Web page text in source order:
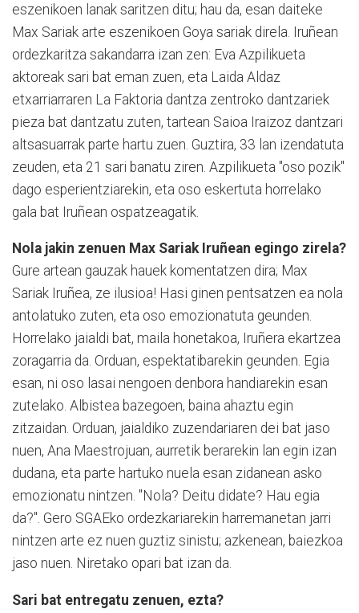
eszenikoen lanak saritzen ditu; hau da, esan daiteke
Max Sariak arte eszenikoen Goya sariak direla. Iruñean
ordezkaritza sakandarra izan zen: Eva Azpilikueta
aktoreak sari bat eman zuen, eta Laida Aldaz
etxarriarraren La Faktoria dantza zentroko dantzariek
pieza bat dantzatu zuten, tartean Saioa Iraizoz dantzari
altsasuarrak parte hartu zuen. Guztira, 33 lan izendatuta
zeuden, eta 21 sari banatu ziren. Azpilikueta "oso pozik"
dago esperientziarekin, eta oso eskertuta horrelako
gala bat Iruñean ospatzeagatik.
Nola jakin zenuen Max Sariak Iruñean egingo zirela?
Gure artean gauzak hauek komentatzen dira; Max
Sariak Iruñea, ze ilusioa! Hasi ginen pentsatzen ea nola
antolatuko zuten, eta oso emozionatuta geunden.
Horrelako jaialdi bat, maila honetakoa, Iruñera ekartzea
zoragarria da. Orduan, espektatibarekin geunden. Egia
esan, ni oso lasai nengoen denbora handiarekin esan
zutelako. Albistea bazegoen, baina ahaztu egin
zitzaidan. Orduan, jaialdiko zuzendariaren dei bat jaso
nuen, Ana Maestrojuan, aurretik berarekin lan egin izan
dudana, eta parte hartuko nuela esan zidanean asko
emozionatu nintzen. "Nola? Deitu didate? Hau egia
da?". Gero SGAEko ordezkariarekin harremanetan jarri
nintzen arte ez nuen guztiz sinistu; azkenean, baiezkoa
jaso nuen. Niretako opari bat izan da.
Sari bat entregatu zenuen, ezta?